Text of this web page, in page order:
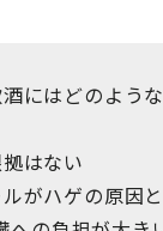
にはどのよう
はない
がハゲの原因